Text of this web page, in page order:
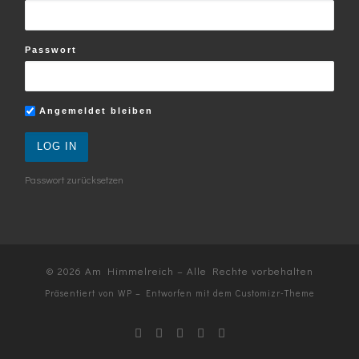
Passwort
Angemeldet bleiben
Passwort zurücksetzen
© 2026 Am Himmelreich – Alle Rechte vorbehalten
Präsentiert von WP – Entworfen mit dem Customizr-Theme